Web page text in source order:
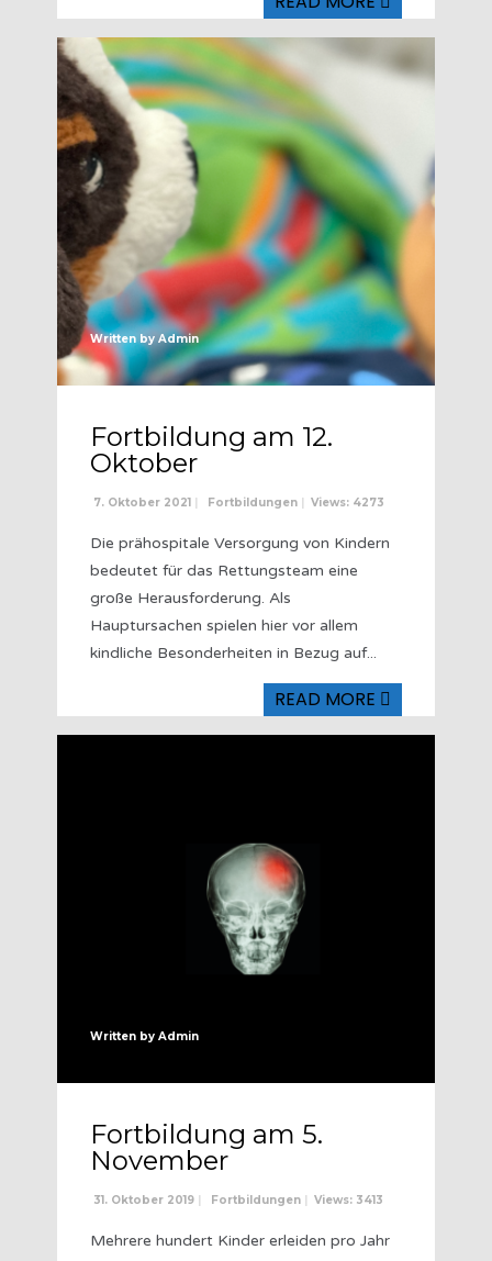
Written by Admin
Fortbildung am 12.
Oktober
7. Oktober 2021 | Fortbildungen | Views: 4273
Die prähospitale Versorgung von Kindern
bedeutet für das Rettungsteam eine
große Herausforderung. Als
Hauptursachen spielen hier vor allem
kindliche Besonderheiten in Bezug auf...
READ MORE
Written by Admin
Fortbildung am 5.
November
31. Oktober 2019 | Fortbildungen | Views: 3413
Mehrere hundert Kinder erleiden pro Jahr